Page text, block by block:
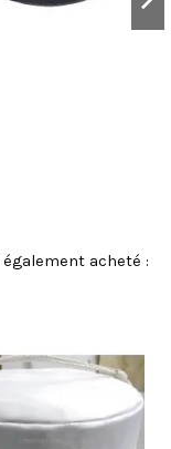
acheté :